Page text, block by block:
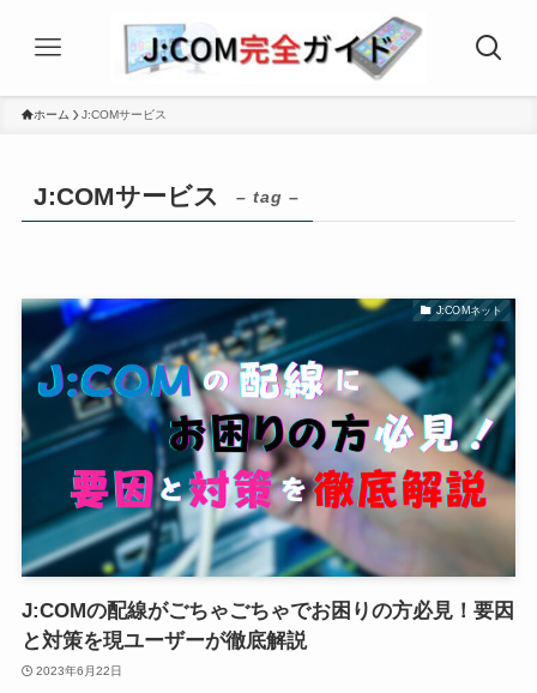
ホーム J:COMサービス
J:COMサービス – tag –
J:COMネット
J:COMの配線がごちゃごちゃでお困りの方必見！要因
と対策を現ユーザーが徹底解説
2023年6月22日